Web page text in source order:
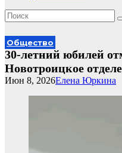
Общество
30-летний юбилей
Новотроицкое
Елена Юркина
Июн 8, 2026